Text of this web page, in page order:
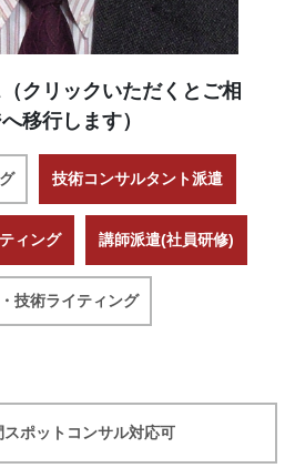
クリックいただくとご相
移行します）
技術コンサルタント派遣
ィング 講師派遣(社員研修)
技術ライティング
ポットコンサル対応可